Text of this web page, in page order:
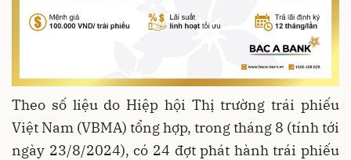
Theo số liệu do Hiệp hội Thị trường trái phiếu
Việt Nam (VBMA) tổng hợp, trong tháng 8 (tính tới
ngày 23/8/2024), có 24 đợt phát hành trái phiếu